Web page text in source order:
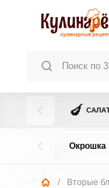
🍆
Окрошка
/ Вторые